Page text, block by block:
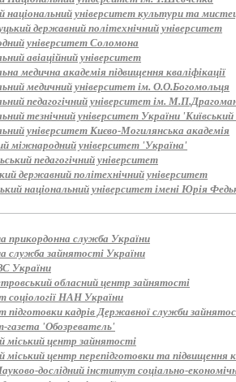
національний університет культури та
державний політехнічний університет
університет Соломона
авіаційний університет
медична академія підвищення кваліфікації
медичний університет ім. О.О.Богомольця
педагогічний університет ім.
тезнічний університет України
університет Києво-Могилянська академія
міжнародний університет 'Україна'
педагогічний університет
державний політехнічний університет
національний університет імені Юрія
прикордонна служба України
служба зайнятості України
України
обласний центр зайнятості
соціології НАН України
підготовки кадрів Державної служби
газета 'Обозреватель'
міський центр зайнятості
міський центр перепідготовки та підвищення
дослідний інститут соціально-